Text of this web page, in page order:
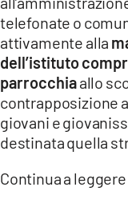
telefonate o
attivamente alla
dell’istituto
parrocchiaallo
contrapposizione
giovani e
destinata quella
Continua a